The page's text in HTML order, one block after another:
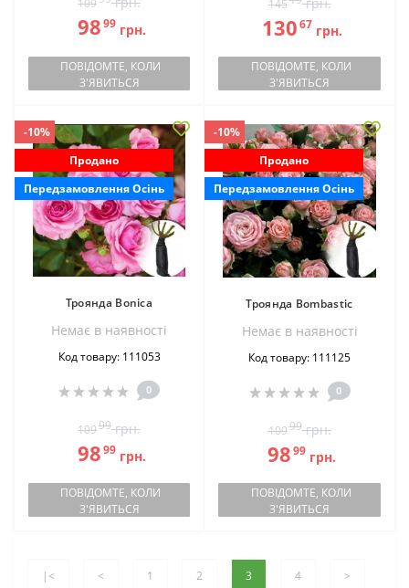
109
9899грн.
ПОВІДОМТЕ, КОЛИ
З'ЯВИТЬСЯ
145 грн.
13067 грн.
ПОВІДОМТЕ, КОЛИ
З'ЯВИТЬСЯ
-10%
Продано
Передзамовлення Осінь
Троянда Bonica
Немає в наявностi
Код товару: 111053
0
10999грн.
9899грн.
ПОВІДОМТЕ, КОЛИ
З'ЯВИТЬСЯ
-10%
Продано
Передзамовлення Осінь
Троянда Bombastic
Немає в наявностi
Код товару: 111125
0
10999грн.
9899 грн.
ПОВІДОМТЕ, КОЛИ
З'ЯВИТЬСЯ
|< < 1 2 3 4 >